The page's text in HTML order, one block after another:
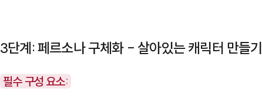
3단계: 페르소나 구체화 - 살아있는 캐릭터 만들기
필수 구성 요소: